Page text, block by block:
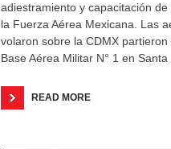
adiestramiento y capacitación
la Fuerza Aérea Mexicana. Las
volaron sobre la CDMX partieron
Base Aérea Militar N° 1 en Santa
READ MORE